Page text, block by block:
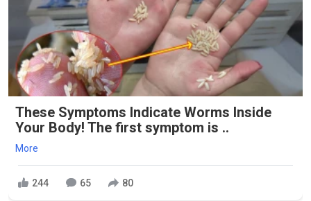
These Symptoms Indicate Worms Inside
Your Body! The first symptom is ..
More
244 65 80